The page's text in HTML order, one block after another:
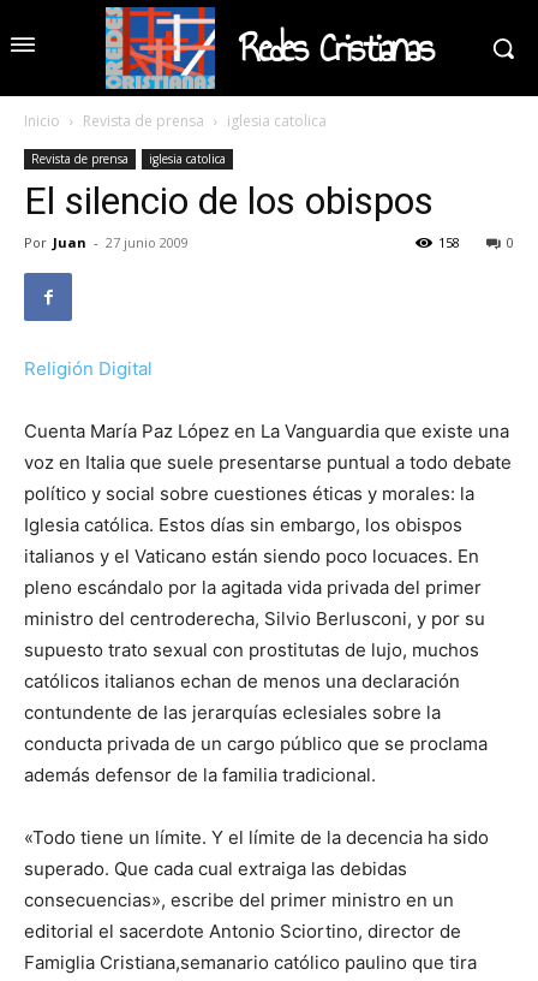
Redes Cristianas
Inicio Revista de prensa iglesia catolica
Revista de prensa iglesia catolica
El silencio de los obispos
Por Juan - 27 junio 2009 0
158
Religión Digital
Cuenta María Paz López en La Vanguardia que existe una
voz en Italia que suele presentarse puntual a todo debate
político y social sobre cuestiones éticas y morales: la
Iglesia católica. Estos días sin embargo, los obispos
italianos y el Vaticano están siendo poco locuaces. En
pleno escándalo por la agitada vida privada del primer
ministro del centroderecha, Silvio Berlusconi, y por su
supuesto trato sexual con prostitutas de lujo, muchos
católicos italianos echan de menos una declaración
contundente de las jerarquías eclesiales sobre la
conducta privada de un cargo público que se proclama
además defensor de la familia tradicional.
«Todo tiene un límite. Y el límite de la decencia ha sido
superado. Que cada cual extraiga las debidas
consecuencias», escribe del primer ministro en un
editorial el sacerdote Antonio Sciortino, director de
Famiglia Cristiana,semanario católico paulino que tira